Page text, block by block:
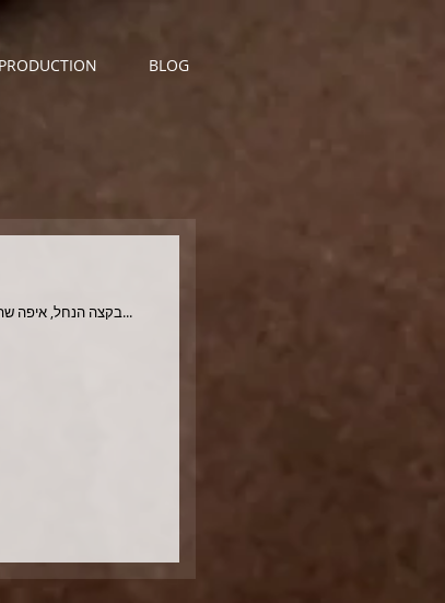
BLOG
בקצה הנחל, איפה שהדברים נעשים באמת רציניים, איבדתי את ד.נ.ה. לא היו סימנים מקדימים. או לפחות לא הבחנתי בכאלה. הגיע הבוקר, וד.נ.ה לא הייתה...